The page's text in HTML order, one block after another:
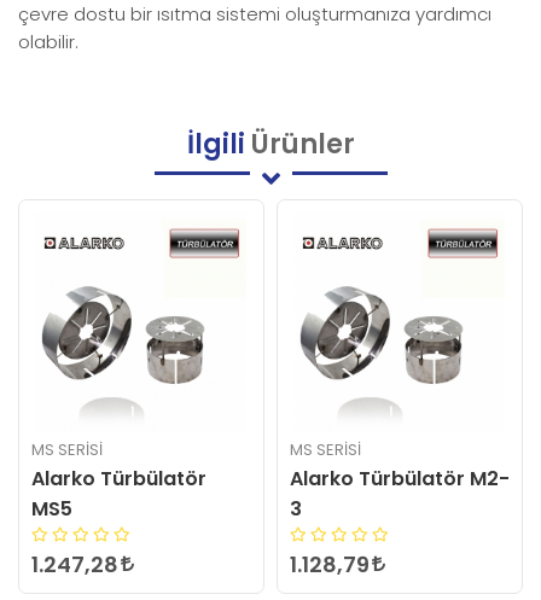
çevre dostu bir ısıtma sistemi oluşturmanıza yardımcı
olabilir.
İlgili Ürünler
Alarko Türbülatör M2-
1.128,79
Alarko
3.211,75